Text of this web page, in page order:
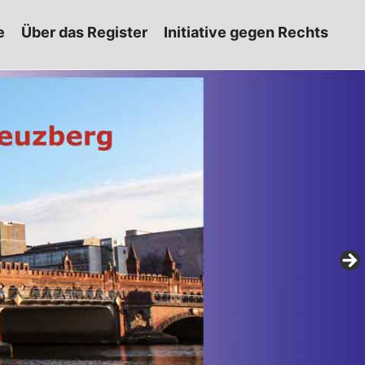
Über das Register Initiative gegen Rechts